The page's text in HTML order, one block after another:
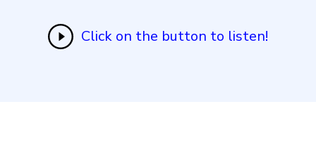
Click on the button to listen!